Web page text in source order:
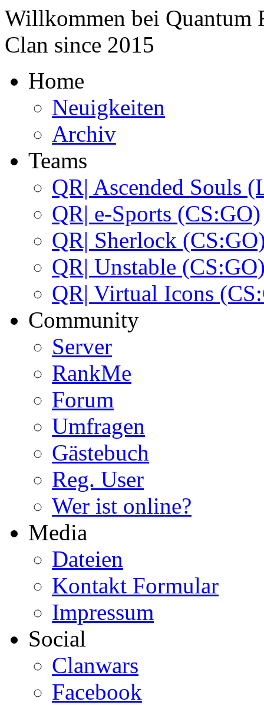
Willkommen bei Quantum
Clan since 2015
Home
Neuigkeiten
Archiv
Teams
QR| Ascended Souls
QR| e-Sports (CS:GO)
QR| Sherlock
QR| Unstable
QR| Virtual Icons
Community
Server
RankMe
Forum
Umfragen
Gästebuch
Reg. User
Wer ist online?
Media
Dateien
Kontakt Formular
Impressum
Social
Clanwars
Facebook